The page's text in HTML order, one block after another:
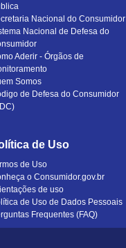
Nacional do Consumidor
Nacional de Defesa do
Aderir - Órgãos de
Somos
de Defesa do Consumidor
de Uso
de Uso
o Consumidor.gov.br
de uso
de Uso de Dados Pessoais
Frequentes (FAQ)